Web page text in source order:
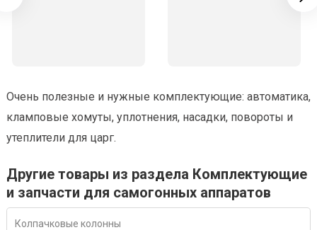
Очень полезные и нужные комплектующие: автоматика,
кламповые хомуты, уплотнения, насадки, повороты и
утеплители для царг.
Другие товары из раздела Комплектующие
и запчасти для самогонных аппаратов
Колпачковые колонны